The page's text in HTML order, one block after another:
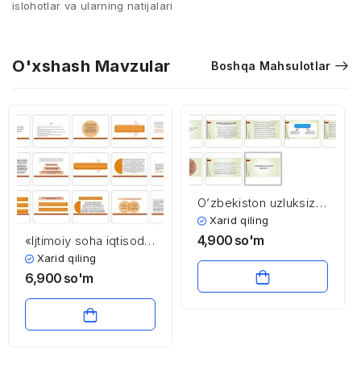
islohotlar va ularning natijalari
O'xshash Mavzular Boshqa Mahsulotlar
«Ijtimoiy soha iqtisodi
va menejmenti»
fanining predmeti,
Xarid qiling
6,900 so'm
O’zbekiston uzluksiz
ta’lim tizimi istiqbollari
Xarid qiling
4,900 so'm